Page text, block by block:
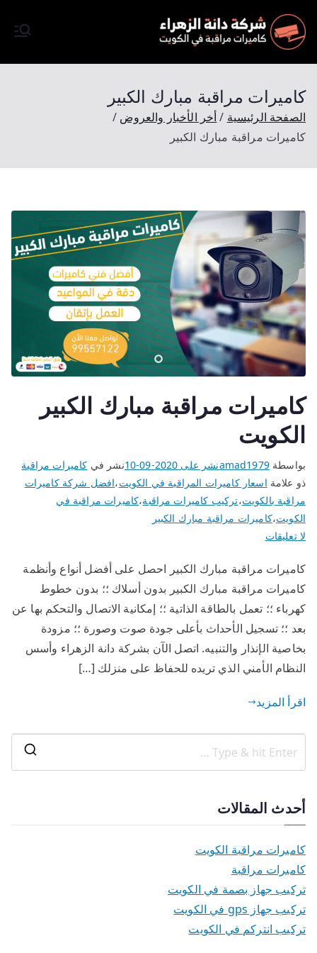
مراقبة
شركة تركيب كاميرات مرقبة
في الكويت كاميرات مراقبة
وتتميز شركتنا باسعارها المميزة
كاميرات مراقبة مبارك الكبير
الصفحة الرئيسية
أخر الأخبار والعروض
كاميرات مراقبة مبارك الكبير
كاميرات مراقبة مبارك الكبير
الكويت
بواسطةamad1979نشر على 2020-09-10 نشر في كاميرات مراقبة
ذو علامة اسعار كاميرات المراقبة في الكويت،افضل شركة كاميرات
مراقبة بالكويت،تركيب كاميرات مراقبة،كاميرات مراقبة في
الكويت،كاميرات مراقبة مبارك الكبير
لا تعليقات
كاميرات مراقبة مبارك الكبير احصل على أفضل أنواع وأنظمة
كاميرات مراقبة مبارك الكبير بدون أسلاك ؛؛ بدون خطوط
كهرباء ؛؛ تعمل بالطاقة الذاتية ؛؛ إمكانية الاتصال والتحكم بها عن
بعد ؛؛ تسجيل الأحداث بأعلى جودة صوت وصورة ؛؛ مزودة
بخاصية الإنذار والتنبيه. اتصل الآن بشركة دانة الزهراء وأسس
النظام الأمني الذي تريده للحفاظ على منزلك […]
اقرأ المزيد
أحدث المقالات
كاميرات مراقبة الكويت
كاميرات مراقبة
تركيب جهاز بصمة في الكويت
تركيب جهاز gps في الكويت
تركيب انتركم في الكويت